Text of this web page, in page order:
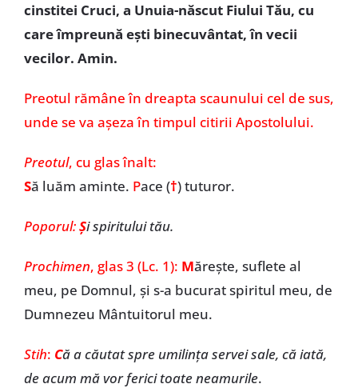
cinstitei Cruci, a Unuia-născut Fiului Tău, cu
care împreună ești binecuvântat, în vecii
vecilor. Amin.
Preotul rămâne în dreapta scaunului cel de sus,
unde se va așeza în timpul citirii Apostolului.
Preotul, cu glas înalt:
Să luăm aminte. Pace (†) tuturor.
Poporul:Și spiritului tău.
Prochimen, glas 3 (Lc. 1): Mărește, suflete al
meu, pe Domnul, și s-a bucurat spiritul meu, de
Dumnezeu Mântuitorul meu.
Stih: Că a căutat spre umilința servei sale, că iată,
de acum mă vor ferici toate neamurile.